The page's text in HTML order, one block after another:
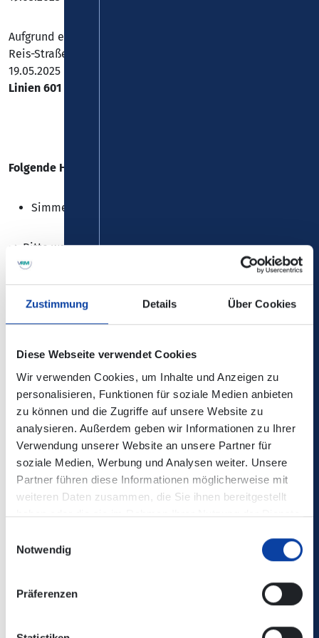
Zustimmung Details Über Cookies
Diese Webseite verwendet Cookies
Wir verwenden Cookies, um Inhalte und Anzeigen zu
personalisieren, Funktionen für soziale Medien anbieten
zu können und die Zugriffe auf unsere Website zu
analysieren. Außerdem geben wir Informationen zu Ihrer
Verwendung unserer Website an unsere Partner für
soziale Medien, Werbung und Analysen weiter. Unsere
Partner führen diese Informationen möglicherweise mit
weiteren Daten zusammen, die Sie ihnen bereitgestellt
haben oder die sie im Rahmen Ihrer Nutzung der Dienste
Notwendig
Präferenzen
Aufgrund einer Baumaßnahme auf der Johann-Philipp-
Reis-Straße in Simmern (Hunsrück), kommt es vom
19.05.2025 bis 31.10.2026 zu Einschränkungen bei den
Linien 601 und 603
Folgende Haltestelle kann nicht bedient werden:
Simmern (Hunsrück), "Johann-Philipp-Reis-Straße"
=> Bitte weichen Sie auf die Haltestelle
"Simmern, Schönburgstraße" oder "Simmern,
Wildburgstraße" aus.
Die Änderungen sind nicht in der elektronischen
Verbindungsauskunft enthalten!
Kontaktdaten: Verkehrsmeldungen - Stemmler Bus
(stemmler-bus.de)
Zugehörige Dateien
Zurück